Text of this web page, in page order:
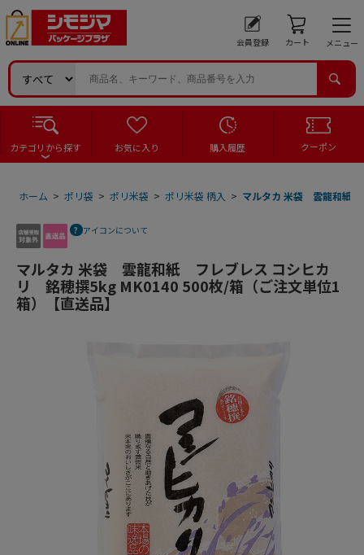
会員登録 カート メニュー
カテゴリから探す お気に入り 購入履歴 クーポン
ホーム > ポリ袋 > ポリ米袋 > ポリ米袋 柄入 > マルタカ 米袋 雲龍和紙
アイコンについて
マルタカ 米袋 雲龍和紙 フレブレス コシヒカ
リ 銘穂撰5kg MK0140 500枚/箱（ご注文単位1
箱）【直送品】